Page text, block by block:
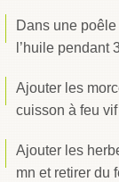
Dans une
l’huile pendant
Ajouter les
cuisson à feu
Ajouter les
mn et retirer du